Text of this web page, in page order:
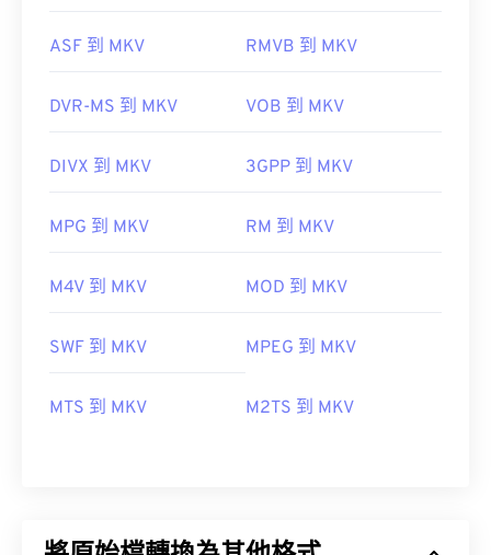
ASF 到 MKV RMVB 到 MKV
DVR-MS 到 MKV VOB 到 MKV
DIVX 到 MKV 3GPP 到 MKV
MPG 到 MKV RM 到 MKV
M4V 到 MKV MOD 到 MKV
SWF 到 MKV MPEG 到 MKV
MTS 到 MKV M2TS 到 MKV